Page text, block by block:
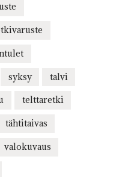
syksy talvi
telttaretki
tähtitaivas
valokuvaus